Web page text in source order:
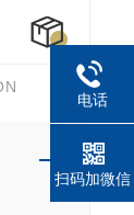
电话
扫码加微信